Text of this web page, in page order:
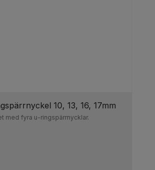
10, 13, 16, 17mm
med fyra u-ringspärrnycklar.